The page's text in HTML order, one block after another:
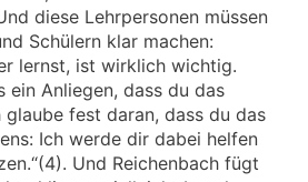
diese Lehrpersonen müssen
Schülern klar machen:
lernst, ist wirklich wichtig.
ein Anliegen, dass du das
fest daran, dass du das
Ich werde dir dabei helfen
Und Reichenbach fügt